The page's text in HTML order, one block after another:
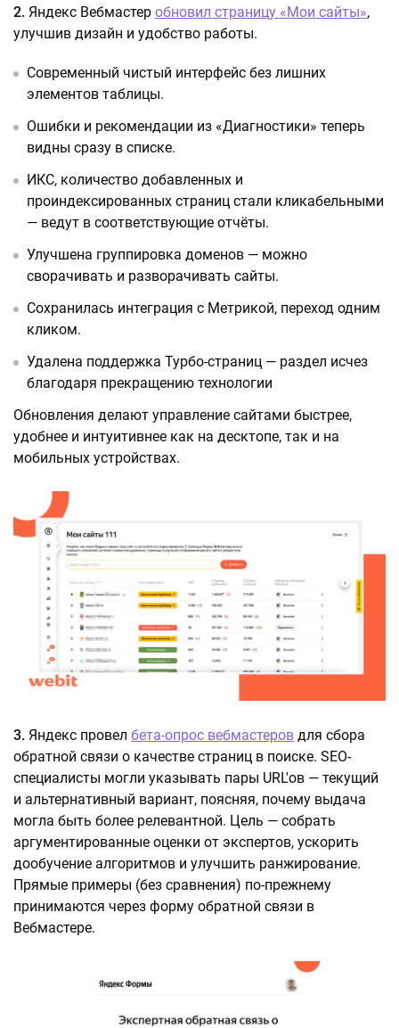
2. Яндекс Вебмастер обновил страницу «Мои сайты»,
улучшив дизайн и удобство работы.
Современный чистый интерфейс без лишних
элементов таблицы.
Ошибки и рекомендации из «Диагностики» теперь
видны сразу в списке.
ИКС, количество добавленных и
проиндексированных страниц стали кликабельными
— ведут в соответствующие отчёты.
Улучшена группировка доменов — можно
сворачивать и разворачивать сайты.
Сохранилась интеграция с Метрикой, переход одним
кликом.
Удалена поддержка Турбо-страниц — раздел исчез
благодаря прекращению технологии
Обновления делают управление сайтами быстрее,
удобнее и интуитивнее как на десктопе, так и на
мобильных устройствах.
3. Яндекс провел бета-опрос вебмастеров для сбора
обратной связи о качестве страниц в поиске. SEO-
специалисты могли указывать пары URL'ов — текущий
и альтернативный вариант, поясняя, почему выдача
могла быть более релевантной. Цель — собрать
аргументированные оценки от экспертов, ускорить
дообучение алгоритмов и улучшить ранжирование.
Прямые примеры (без сравнения) по-прежнему
принимаются через форму обратной связи в
Вебмастере.